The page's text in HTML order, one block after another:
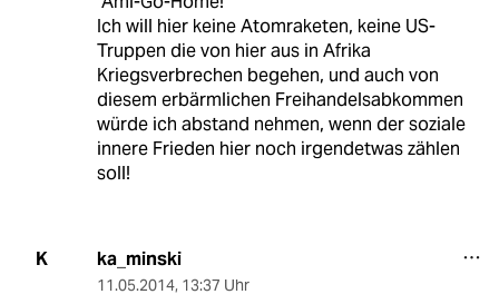
Ich will hier keine Atomraketen, keine US-
Truppen die von hier aus in Afrika
Kriegsverbrechen begehen, und auch von
diesem erbärmlichen Freihandelsabkommen
würde ich abstand nehmen, wenn der soziale
innere Frieden hier noch irgendetwas zählen
soll!
K ka_minski
11.05.2014, 13:37 Uhr